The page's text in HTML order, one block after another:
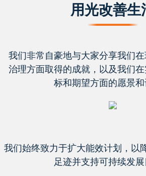
用光改善生
我们非常自豪地与大家分享我们
治理方面取得的成就，以及我们
标和期望方面的愿景和
我们始终致力于扩大能效计划，以
足迹并支持可持续发展